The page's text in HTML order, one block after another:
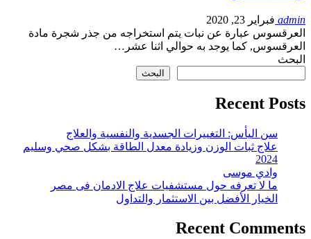
admin فبراير 23, 2020
العرقسوس عبارة عن نبات يتم استخراجه من جذر شجرة مادة
العرقسوس, كما يوجد به حوالي اثنا عشر…
البحث
البحث
Recent Posts
سن اليأس: التغييرات الجسدية والنفسية والعلاج
علاج ثبات الوزن وزيادة معدل الطاقة بشكل صحي وسليم
2024
وادي موسى
ما لا تعرفه حول مستشفيات علاج الادمان فى مصر
الخيار الأفضل بين الاستثمار والتداول
Recent Comments